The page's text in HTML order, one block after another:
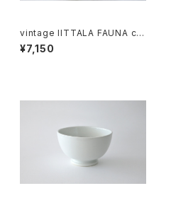
vintage IITTALA FAUNA cle
ar glass M / ヴィンテージ イッ
タラ ファウナ クリアグラス M
¥7,150